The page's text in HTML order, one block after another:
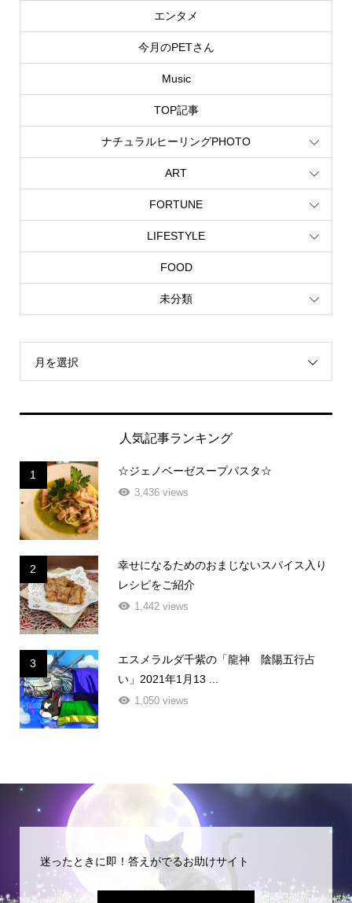
エンタメ
今月のPETさん
Music
TOP記事
ナチュラルヒーリングPHOTO
ART
FORTUNE
LIFESTYLE
FOOD
未分類
月を選択
人気記事ランキング
1 ☆ジェノベーゼスープパスタ☆
3,436 views
2
幸せになるためのおまじないスパイス入り
レシピをご紹介
1,442 views
3
エスメラルダ千紫の「龍神 陰陽五行占
い」2021年1月13 ...
1,050 views
迷ったときに即！答えがでるお助けサイト